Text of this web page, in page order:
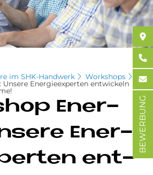
im SHK-Handwerk Workshops
Unsere Energieexperten entwickeln
En­er­
En­er­
ent­
BEWERBUNG